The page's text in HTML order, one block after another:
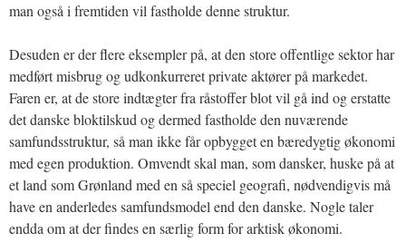
man også i fremtiden vil fastholde denne struktur.
Desuden er der flere eksempler på, at den store offentlige sektor har
medført misbrug og udkonkurreret private aktører på markedet.
Faren er, at de store indtægter fra råstoffer blot vil gå ind og erstatte
det danske bloktilskud og dermed fastholde den nuværende
samfundsstruktur, så man ikke får opbygget en bæredygtig økonomi
med egen produktion. Omvendt skal man, som dansker, huske på at
et land som Grønland med en så speciel geografi, nødvendigvis må
have en anderledes samfundsmodel end den danske. Nogle taler
endda om at der findes en særlig form for arktisk økonomi.